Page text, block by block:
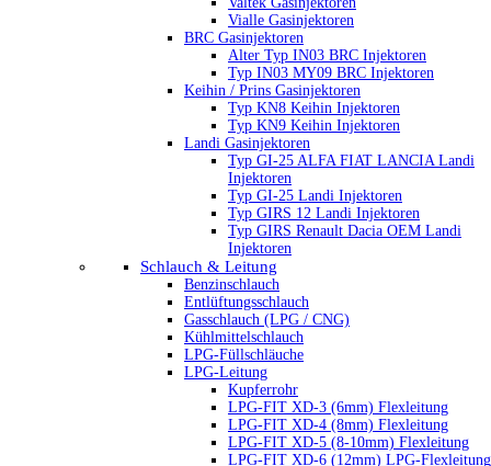
Vialle Gasinjektoren
BRC Gasinjektoren
Alter Typ IN03 BRC Injektoren
Typ IN03 MY09 BRC Injektoren
Keihin / Prins Gasinjektoren
Typ KN8 Keihin Injektoren
Typ KN9 Keihin Injektoren
Landi Gasinjektoren
Typ GI-25 ALFA FIAT LANCIA Landi
Injektoren
Typ GI-25 Landi Injektoren
Typ GIRS 12 Landi Injektoren
Typ GIRS Renault Dacia OEM Landi
Injektoren
Schlauch & Leitung
Benzinschlauch
Entlüftungsschlauch
Gasschlauch (LPG / CNG)
Kühlmittelschlauch
LPG-Füllschläuche
LPG-Leitung
Kupferrohr
LPG-FIT XD-3 (6mm) Flexleitung
LPG-FIT XD-4 (8mm) Flexleitung
LPG-FIT XD-5 (8-10mm) Flexleitung
LPG-FIT XD-6 (12mm) LPG-Flexleitung